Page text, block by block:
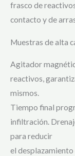
frasco de
contacto y de
Muestras de alta
Agitador
reactivos,
mismos.
Tiempo final
infiltración.
para reducir
el